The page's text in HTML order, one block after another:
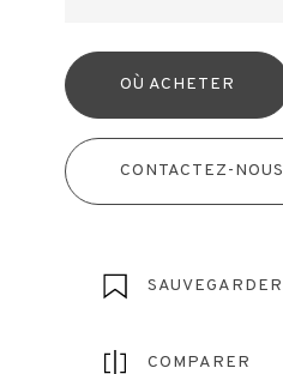
OÙ ACHETER
CONTACTEZ-NOUS
SAUVEGARDER
COMPARER